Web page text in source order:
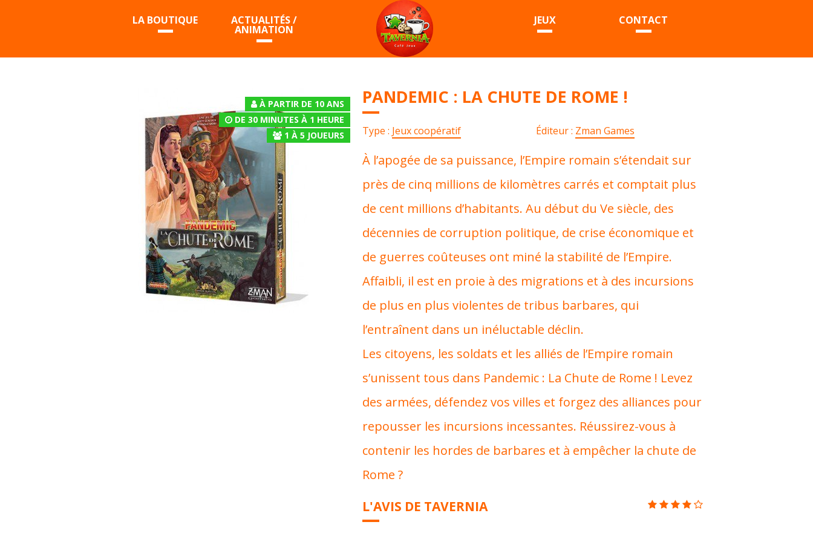
LA BOUTIQUE ACTUALITÉS /
ANIMATION
JEUX CONTACT
À PARTIR DE 10 ANS
DE 30 MINUTES À 1 HEURE
1 À 5 JOUEURS
PANDEMIC : LA CHUTE DE ROME !
Type : Jeux coopératif Éditeur : Zman Games
À l’apogée de sa puissance, l’Empire romain s’étendait sur
près de cinq millions de kilomètres carrés et comptait plus
de cent millions d’habitants. Au début du Ve siècle, des
décennies de corruption politique, de crise économique et
de guerres coûteuses ont miné la stabilité de l’Empire.
Affaibli, il est en proie à des migrations et à des incursions
de plus en plus violentes de tribus barbares, qui
l’entraînent dans un inéluctable déclin.
Les citoyens, les soldats et les alliés de l’Empire romain
s’unissent tous dans Pandemic : La Chute de Rome ! Levez
des armées, défendez vos villes et forgez des alliances pour
repousser les incursions incessantes. Réussirez-vous à
contenir les hordes de barbares et à empêcher la chute de
Rome ?
L'AVIS DE TAVERNIA